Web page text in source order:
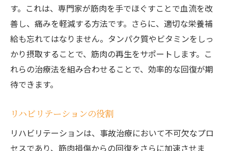
す。これは、専門家が筋肉を手でほぐすことで血流を改
善し、痛みを軽減する方法です。さらに、適切な栄養補
給も忘れてはなりません。タンパク質やビタミンをしっ
かり摂取することで、筋肉の再生をサポートします。こ
れらの治療法を組み合わせることで、効率的な回復が期
待できます。
リハビリテーションの役割
リハビリテーションは、事故治療において不可欠なプロ
セスであり、筋肉損傷からの回復をさらに加速させま